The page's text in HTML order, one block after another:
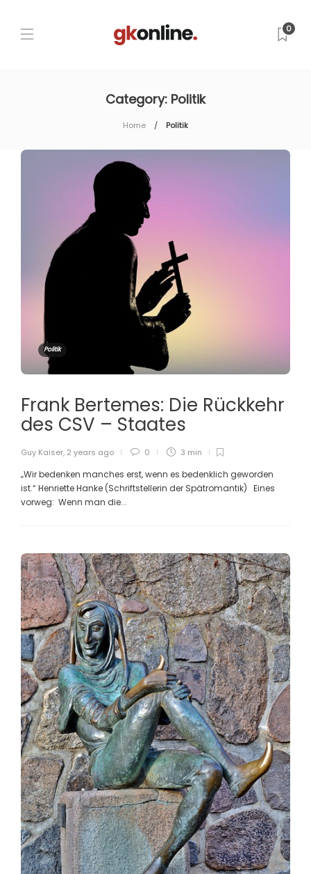
0
Category: Politik
Home Politik
Politik
Frank Bertemes: Die Rückkehr
des CSV – Staates
Guy Kaiser, 2 years ago 0 3 min
„Wir bedenken manches erst, wenn es bedenklich geworden
ist.“ Henriette Hanke (Schriftstellerin der Spätromantik) Eines
vorweg: Wenn man die...